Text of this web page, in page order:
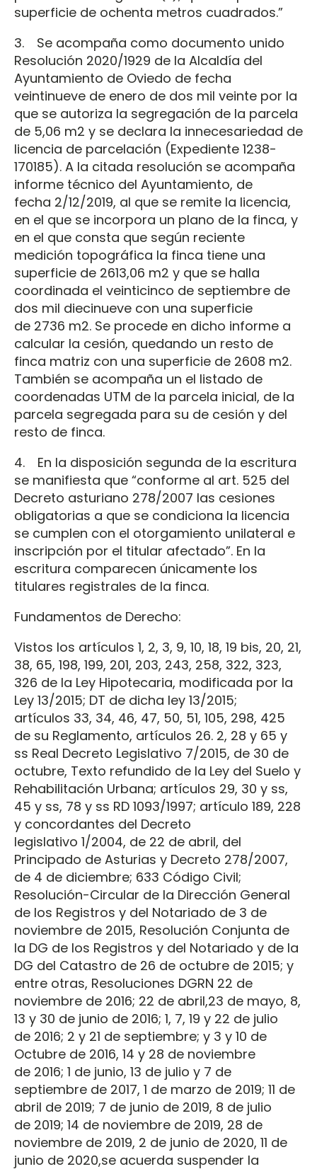
superficie de ochenta metros cuadrados.”
3. Se acompaña como documento unido
Resolución 2020/1929 de la Alcaldía del
Ayuntamiento de Oviedo de fecha
veintinueve de enero de dos mil veinte por la
que se autoriza la segregación de la parcela
de 5,06 m2 y se declara la innecesariedad de
licencia de parcelación (Expediente 1238-
170185). A la citada resolución se acompaña
informe técnico del Ayuntamiento, de
fecha 2/12/2019, al que se remite la licencia,
en el que se incorpora un plano de la finca, y
en el que consta que según reciente
medición topográfica la finca tiene una
superficie de 2613,06 m2 y que se halla
coordinada el veinticinco de septiembre de
dos mil diecinueve con una superficie
de 2736 m2. Se procede en dicho informe a
calcular la cesión, quedando un resto de
finca matriz con una superficie de 2608 m2.
También se acompaña un el listado de
coordenadas UTM de la parcela inicial, de la
parcela segregada para su de cesión y del
resto de finca.
4. En la disposición segunda de la escritura
se manifiesta que “conforme al art. 525 del
Decreto asturiano 278/2007 las cesiones
obligatorias a que se condiciona la licencia
se cumplen con el otorgamiento unilateral e
inscripción por el titular afectado”. En la
escritura comparecen únicamente los
titulares registrales de la finca.
Fundamentos de Derecho:
Vistos los artículos 1, 2, 3, 9, 10, 18, 19 bis, 20, 21,
38, 65, 198, 199, 201, 203, 243, 258, 322, 323,
326 de la Ley Hipotecaria, modificada por la
Ley 13/2015; DT de dicha ley 13/2015;
artículos 33, 34, 46, 47, 50, 51, 105, 298, 425
de su Reglamento, artículos 26. 2, 28 y 65 y
ss Real Decreto Legislativo 7/2015, de 30 de
octubre, Texto refundido de la Ley del Suelo y
Rehabilitación Urbana; artículos 29, 30 y ss,
45 y ss, 78 y ss RD 1093/1997; artículo 189, 228
y concordantes del Decreto
legislativo 1/2004, de 22 de abril, del
Principado de Asturias y Decreto 278/2007,
de 4 de diciembre; 633 Código Civil;
Resolución-Circular de la Dirección General
de los Registros y del Notariado de 3 de
noviembre de 2015, Resolución Conjunta de
la DG de los Registros y del Notariado y de la
DG del Catastro de 26 de octubre de 2015; y
entre otras, Resoluciones DGRN 22 de
noviembre de 2016; 22 de abril,23 de mayo, 8,
13 y 30 de junio de 2016; 1, 7, 19 y 22 de julio
de 2016; 2 y 21 de septiembre; y 3 y 10 de
Octubre de 2016, 14 y 28 de noviembre
de 2016; 1 de junio, 13 de julio y 7 de
septiembre de 2017, 1 de marzo de 2019; 11 de
abril de 2019; 7 de junio de 2019, 8 de julio
de 2019; 14 de noviembre de 2019, 28 de
noviembre de 2019, 2 de junio de 2020, 11 de
junio de 2020,se acuerda suspender la